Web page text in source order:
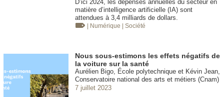
D’ici 2024, les dépenses annuelles du secteur en
matière d’intelligence artificielle (IA) sont
attendues à 3,4 milliards de dollars.
| Numérique | Société
Nous sous-estimons les effets négatifs de
la voiture sur la santé
Aurélien Bigo, École polytechnique et Kévin Jean,
Conservatoire national des arts et métiers (Cnam)
7 juillet 2023